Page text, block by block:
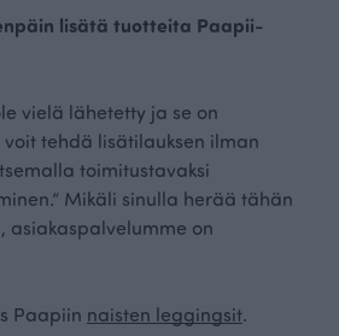
lisätä tuotteita Paapii-
vielä lähetetty ja se on
tehdä lisätilauksen ilman
toimitustavaksi
Mikäli sinulla herää tähän
asiakaspalvelumme on
Paapiin naisten leggingsit.